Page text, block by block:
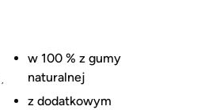
,
w 100 % z gumy
naturalnej
z dodatkowym